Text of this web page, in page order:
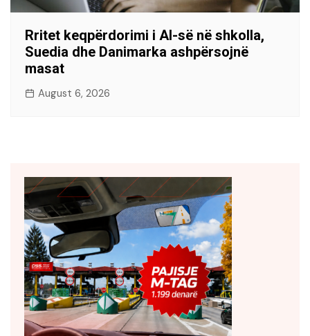
Rritet keqpërdorimi i AI-së në shkolla,
Suedia dhe Danimarka ashpërsojnë
masat
August 6, 2026